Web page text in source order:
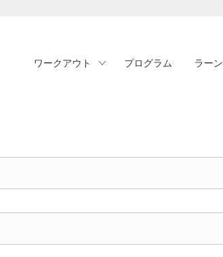
ワークアウト プログラム ラーン